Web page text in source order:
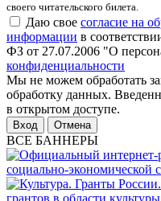
своего читательского билета.
Даю свое согласие на
информации в
ФЗ от 27.07.2006 "О
конфиденциальности
Мы не можем обработать
обработку данных.
в открытом доступе.
Отмена
ВСЕ БАННЕРЫ